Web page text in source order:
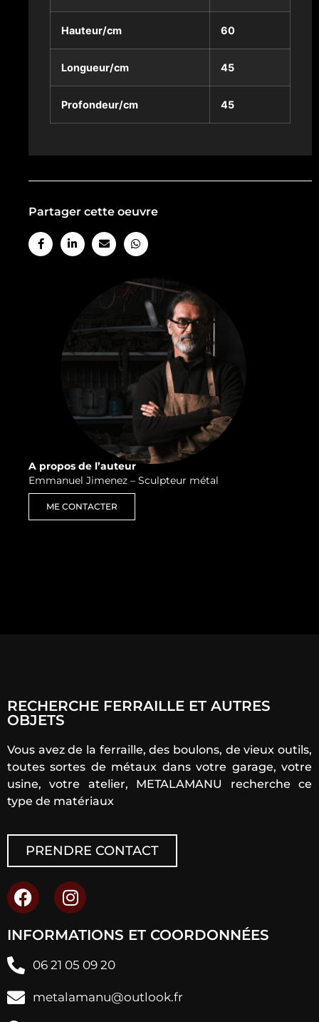
Hauteur/cm 60
Longueur/cm 45
Profondeur/cm 45
Partager cette oeuvre
A propos de l’auteur
Emmanuel Jimenez – Sculpteur métal
ME CONTACTER
RECHERCHE FERRAILLE ET AUTRES
OBJETS
Vous avez de la ferraille, des boulons, de vieux outils,
toutes sortes de métaux dans votre garage, votre
usine, votre atelier, METALAMANU recherche ce
type de matériaux
PRENDRE CONTACT
INFORMATIONS ET COORDONNÉES
06 21 05 09 20
metalamanu@outlook.fr